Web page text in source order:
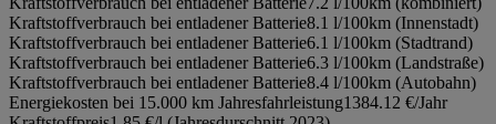
Kraftstoffverbrauch bei entladener Batterie8.1 l/100km (Innenstadt)
Kraftstoffverbrauch bei entladener Batterie6.1 l/100km (Stadtrand)
Kraftstoffverbrauch bei entladener Batterie6.3 l/100km (Landstraße)
Kraftstoffverbrauch bei entladener Batterie8.4 l/100km (Autobahn)
Energiekosten bei 15.000 km Jahresfahrleistung1384.12 €/Jahr